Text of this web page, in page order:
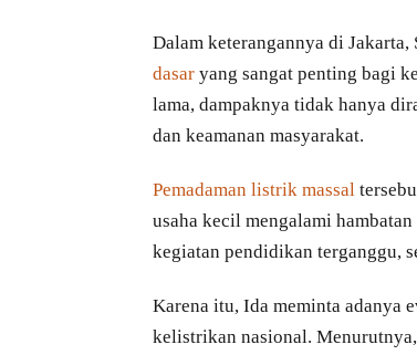
Dalam keterangannya di
dasar yang sangat penting bagi
lama, dampaknya tidak hanya
dan keamanan masyarakat.
Pemadaman listrik massal
usaha kecil mengalami
kegiatan pendidikan terganggu,
Karena itu, Ida meminta adanya
kelistrikan nasional.